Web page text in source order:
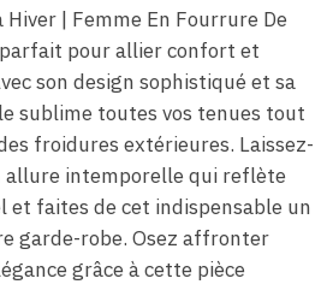
Hiver | Femme En Fourrure De
parfait pour allier confort et
son design sophistiqué et sa
sublime toutes vos tenues tout
froidures extérieures. Laissez-
allure intemporelle qui reflète
et faites de cet indispensable un
garde-robe. Osez affronter
grâce à cette pièce